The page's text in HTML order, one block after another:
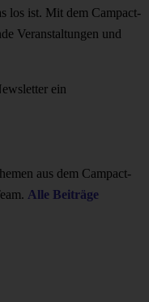
los ist. Mit dem Campact-
Veranstaltungen und
ein
aus dem Campact-
Alle Beiträge